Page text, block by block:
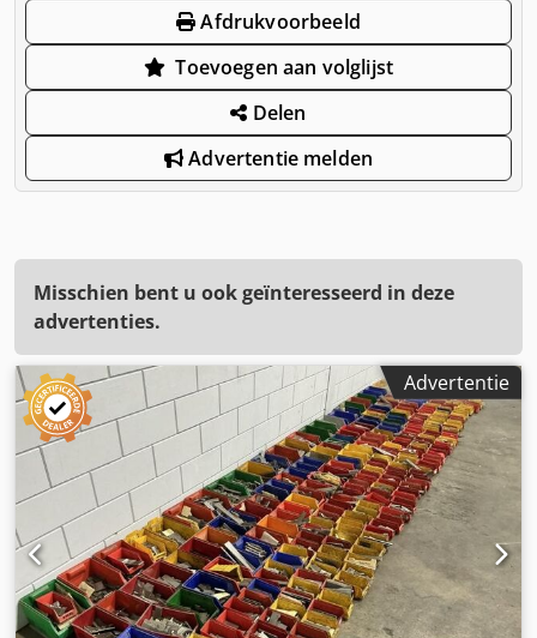
Afdrukvoorbeeld
Toevoegen aan volglijst
Delen
Advertentie melden
Misschien bent u ook geïnteresseerd in deze
advertenties.
Advertentie